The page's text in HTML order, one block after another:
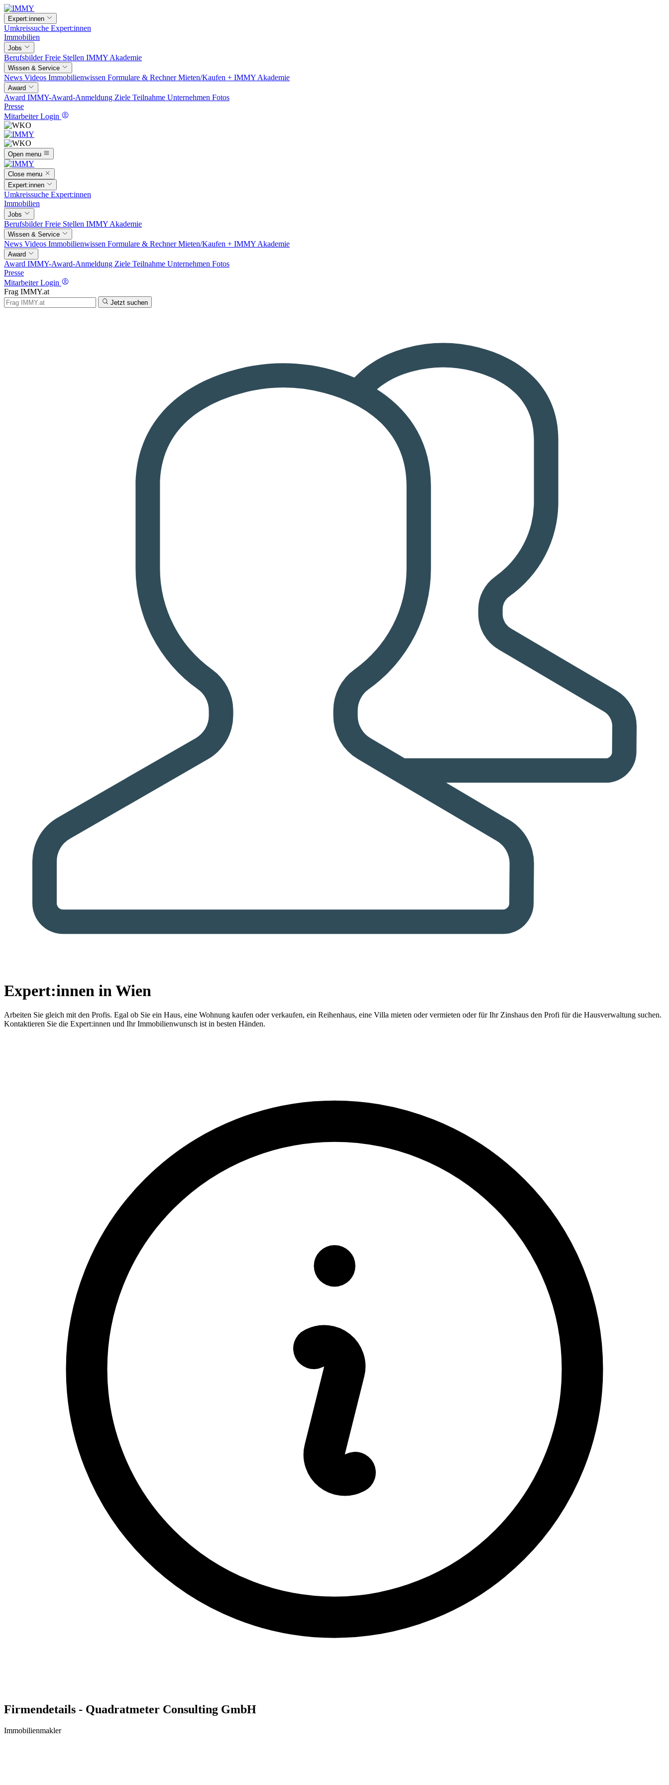
Expert:innen
Umkreissuche Expert:innen
Immobilien
Jobs
BerufsbilderFreie Stellen IMMY Akademie
Wissen & Service
News Videos Immobilienwissen Formulare & RechnerMieten/Kaufen + IMMY Akademie
Award
Award IMMY-Award-Anmeldung Ziele Teilnahme Unternehmen Fotos
Presse
Mitarbeiter Login
Open menu
Close menu
Expert:innen
Umkreissuche Expert:innen
Immobilien
Jobs
BerufsbilderFreie Stellen IMMY Akademie
Wissen & Service
News Videos Immobilienwissen Formulare & RechnerMieten/Kaufen + IMMY Akademie
Award
Award IMMY-Award-Anmeldung Ziele Teilnahme Unternehmen Fotos
Presse
Mitarbeiter Login
Frag IMMY.at
Jetzt suchen
Expert:innen in Wien
Arbeiten Sie gleich mit den Profis. Egal ob Sie ein Haus, eine Wohnung kaufen oder verkaufen, ein Reihenhaus, eine Villa mieten oder vermieten oder für Ihr Zinshaus den Profi für die Hausverwaltung suchen.
Kontaktieren Sie die Expert:innen und Ihr Immobilienwunsch ist in besten Händen.
Firmendetails - Quadratmeter Consulting GmbH
Immobilienmakler